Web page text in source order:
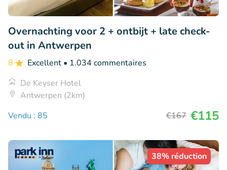
Overnachting voor 2 + ontbijt + late check-
out in Antwerpen
8 Excellent • 1.034 commentaires
De Keyser Hotel
Antwerpen (2km)
Vendu : 85
€167 €115
38% réduction